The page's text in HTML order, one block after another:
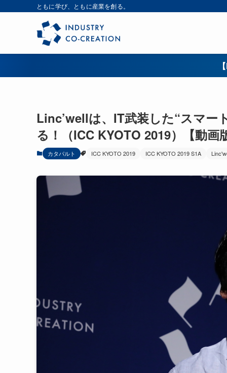
ともに学び、ともに産業を創る。
Linc’wellは、IT武装した“スマー
る！（ICC KYOTO 2019）【動画
カタパルト ICC KYOTO 2019 ICC KYOTO 2019 S1A